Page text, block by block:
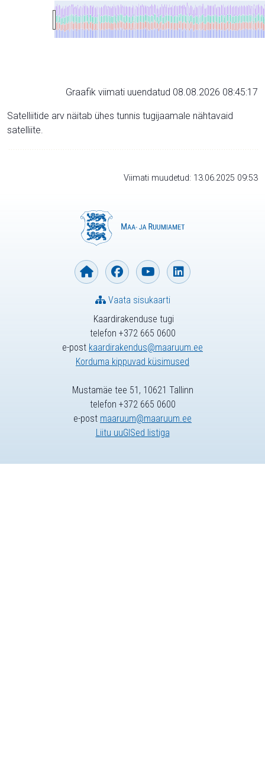
Graafik viimati uuendatud 08.08.2026 08:45:17
Satelliitide arv näitab ühes tunnis tugijaamale nähtavaid
satelliite.
Viimati muudetud: 13.06.2025 09:53
Kaardirakenduse tugi
telefon +372 665 0600
e-post kaardirakendus@maaruum.ee
Korduma kippuvad küsimused
Vaata sisukaarti
Mustamäe tee 51, 10621 Tallinn
telefon +372 665 0600
e-post maaruum@maaruum.ee
Liitu uuGISed listiga